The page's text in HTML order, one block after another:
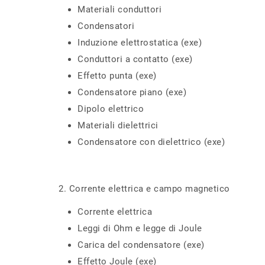
Materiali conduttori
Condensatori
Induzione elettrostatica (exe)
Conduttori a contatto (exe)
Effetto punta (exe)
Condensatore piano (exe)
Dipolo elettrico
Materiali dielettrici
Condensatore con dielettrico (exe)
2. Corrente elettrica e campo magnetico
Corrente elettrica
Leggi di Ohm e legge di Joule
Carica del condensatore (exe)
Effetto Joule (exe)